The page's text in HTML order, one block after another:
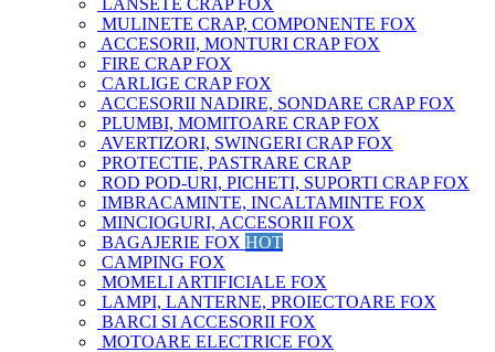
LANSETE CRAP FOX
MULINETE CRAP, COMPONENTE FOX
ACCESORII, MONTURI CRAP FOX
FIRE CRAP FOX
CARLIGE CRAP FOX
ACCESORII NADIRE, SONDARE CRAP FOX
PLUMBI, MOMITOARE CRAP FOX
AVERTIZORI, SWINGERI CRAP FOX
PROTECTIE, PASTRARE CRAP
ROD POD-URI, PICHETI, SUPORTI CRAP FOX
IMBRACAMINTE, INCALTAMINTE FOX
MINCIOGURI, ACCESORII FOX
BAGAJERIE FOX HOT
CAMPING FOX
MOMELI ARTIFICIALE FOX
LAMPI, LANTERNE, PROIECTOARE FOX
BARCI SI ACCESORII FOX
MOTOARE ELECTRICE FOX